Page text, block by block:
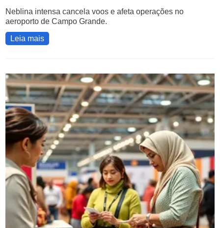
Neblina intensa cancela voos e afeta operações no
aeroporto de Campo Grande.
Leia mais